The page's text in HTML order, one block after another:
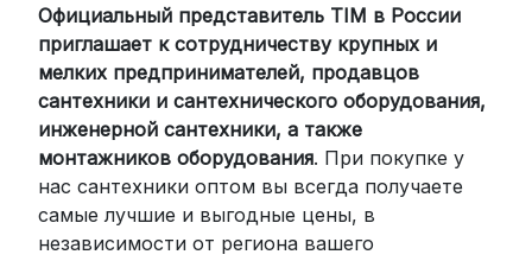
Официальный представитель TIM в России
приглашает к сотрудничеству крупных и
мелких предпринимателей, продавцов
сантехники и сантехнического оборудования,
инженерной сантехники, а также
монтажников оборудования. При покупке у
нас сантехники оптом вы всегда получаете
самые лучшие и выгодные цены, в
независимости от региона вашего